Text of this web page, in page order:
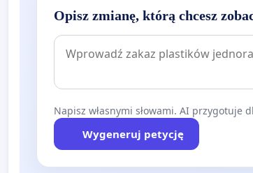
Opisz zmianę, którą chcesz
Napisz własnymi słowami. AI przygotuje
Wygeneruj petycję